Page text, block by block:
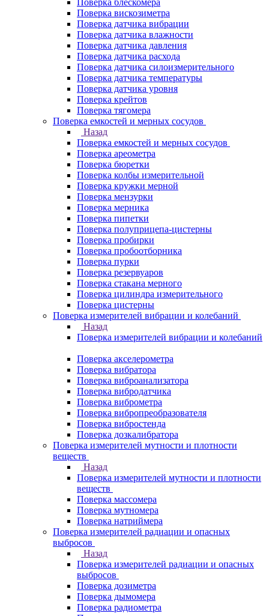
Поверка блескомера
Поверка вискозиметра
Поверка датчика вибрации
Поверка датчика влажности
Поверка датчика давления
Поверка датчика расхода
Поверка датчика силоизмерительного
Поверка датчика температуры
Поверка датчика уровня
Поверка крейтов
Поверка тягомера
Поверка емкостей и мерных сосудов
Назад
Поверка емкостей и мерных сосудов
Поверка ареометра
Поверка бюретки
Поверка колбы измерительной
Поверка кружки мерной
Поверка мензурки
Поверка мерника
Поверка пипетки
Поверка полуприцепа-цистерны
Поверка пробирки
Поверка пробоотборника
Поверка пурки
Поверка резервуаров
Поверка стакана мерного
Поверка цилиндра измерительного
Поверка цистерны
Поверка измерителей вибрации и колебаний
Назад
Поверка измерителей вибрации и колебаний
Поверка акселерометра
Поверка вибратора
Поверка виброанализатора
Поверка вибродатчика
Поверка виброметра
Поверка вибропреобразователя
Поверка вибростенда
Поверка дозкалибратора
Поверка измерителей мутности и плотности
веществ
Назад
Поверка измерителей мутности и плотности
веществ
Поверка массомера
Поверка мутномера
Поверка натриймера
Поверка измерителей радиации и опасных
выбросов
Назад
Поверка измерителей радиации и опасных
выбросов
Поверка дозиметра
Поверка дымомера
Поверка радиометра